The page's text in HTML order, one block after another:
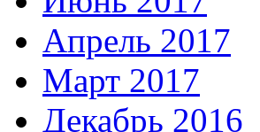
Апрель 2017
Март 2017
Декабрь 2016